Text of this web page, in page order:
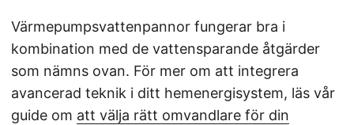
Värmepumpsvattenpannor fungerar bra i
kombination med de vattensparande åtgärder
som nämns ovan. För mer om att integrera
avancerad teknik i ditt hemenergisystem, läs vår
guide om att välja rätt omvandlare för din